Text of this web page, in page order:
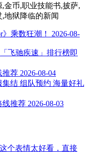
金币,职业技能书,披萨,
地狱降临的新闻
》乘数狂潮！
2026-08-
飞驰疾速」排行榜即
推荐 2026-08-04
集结 组队预约 海量好礼
线推荐 2026-08-03
个表情太好看，直接